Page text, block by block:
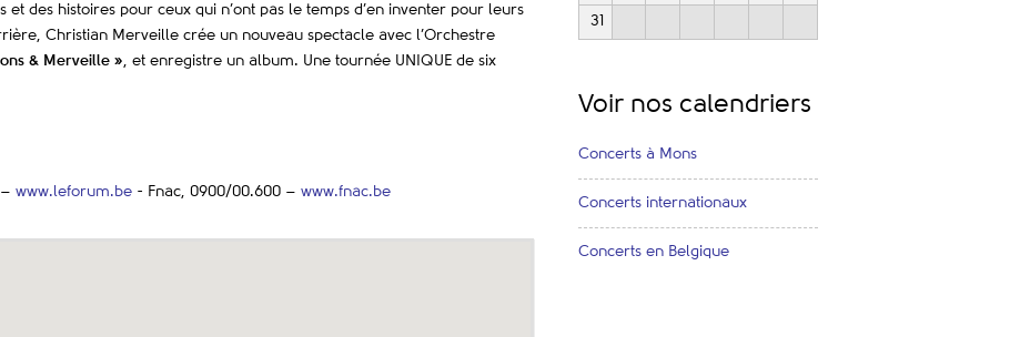
et des histoires pour ceux qui n’ont pas le temps d’en inventer pour leurs
Christian Merveille crée un nouveau spectacle avec l’Orchestre
& Merveille » , et enregistre un album. Une tournée UNIQUE de six
www.leforum.be - Fnac, 0900/00.600 – www.fnac.be
31
Voir nos calendriers
Concerts à Mons
Concerts internationaux
Concerts en Belgique